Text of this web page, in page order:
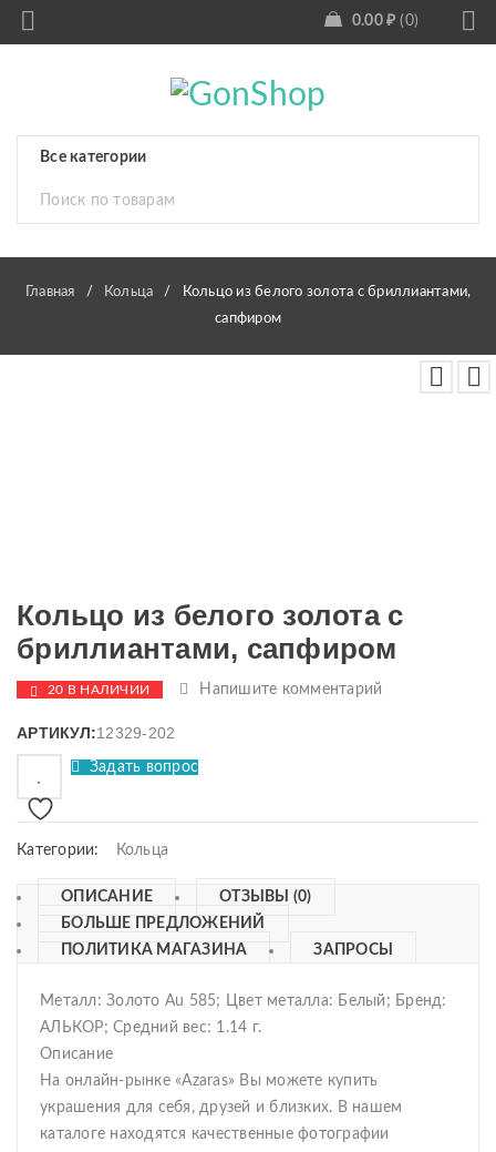
0.00 ₽ 0
Главная / Кольца /
Кольцо из белого золота с бриллиантами,
сапфиром
Кольцо из белого золота с
бриллиантами, сапфиром
20 В НАЛИЧИИ Напишите комментарий
АРТИКУЛ:12329-202
Задать вопрос
Категории: Кольца
ОПИСАНИЕ
ОТЗЫВЫ (0)
БОЛЬШЕ ПРЕДЛОЖЕНИЙ
ПОЛИТИКА МАГАЗИНА
ЗАПРОСЫ
Металл: Золото Au 585; Цвет металла: Белый; Бренд:
АЛЬКОР; Средний вес: 1.14 г.
Описание
На онлайн-рынке «Azaras» Вы можете купить
украшения для себя, друзей и близких. В нашем
каталоге находятся качественные фотографии